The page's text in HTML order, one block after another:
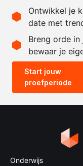
Recept
-
0.5x 1x
Ontwikkel je
date met
Breng orde
bewaar je
Start jouw
proefperiode
Onderwijs